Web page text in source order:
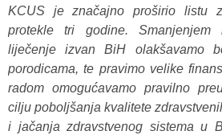
KCUS je značajno proširio listu
protekle tri godine. Smanjenjem
liječenje izvan BiH olakšavamo
porodicama, te pravimo velike
radom omogućavamo pravilno
cilju poboljšanja kvalitete
i jačanja zdravstvenog sistema u